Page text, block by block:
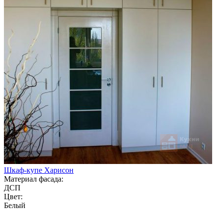
Шкаф-купе Харисон
Материал фасада:
ДСП
Цвет:
Белый